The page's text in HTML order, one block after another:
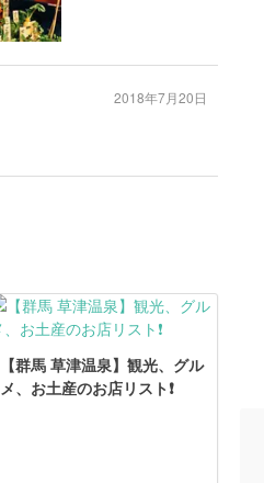
2018年7月20日
【群馬 草津温泉】観光、グル
メ、お土産のお店リスト❗️